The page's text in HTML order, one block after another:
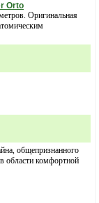
Orto
Оригинальная
общепризнанного
области комфортной